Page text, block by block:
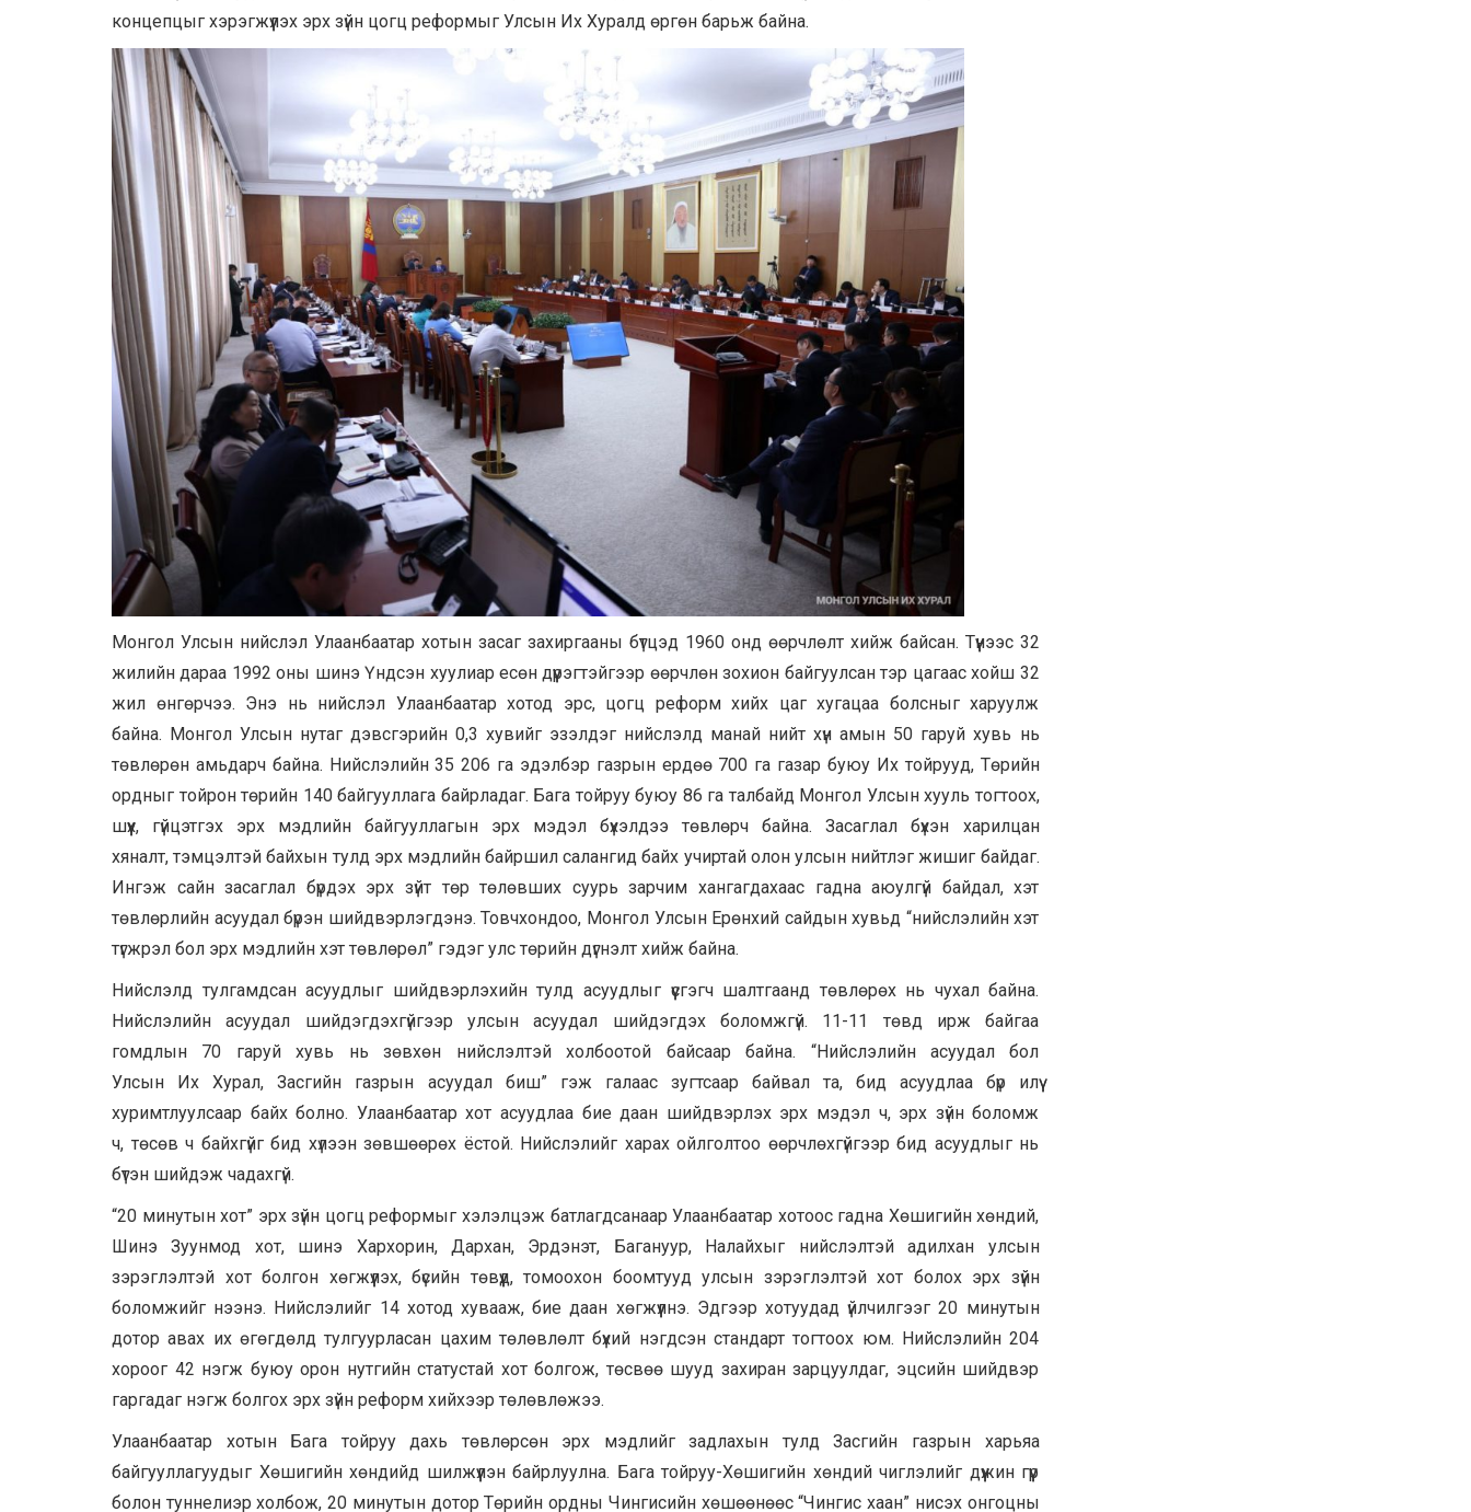
концепцыг хэрэгжүүлэх эрх зүйн цогц реформыг Улсын Их Хуралд өргөн барьж байна.
Монгол Улсын нийслэл Улаанбаатар хотын засаг захиргааны бүтцэд 1960 онд өөрчлөлт хийж байсан. Түүнээс 32
жилийн дараа 1992 оны шинэ Үндсэн хуулиар есөн дүүрэгтэйгээр өөрчлөн зохион байгуулсан тэр цагаас хойш 32
жил өнгөрчээ. Энэ нь нийслэл Улаанбаатар хотод эрс, цогц реформ хийх цаг хугацаа болсныг харуулж
байна. Монгол Улсын нутаг дэвсгэрийн 0,3 хувийг эзэлдэг нийслэлд манай нийт хүн амын 50 гаруй хувь нь
төвлөрөн амьдарч байна. Нийслэлийн 35 206 га эдэлбэр газрын ердөө 700 га газар буюу Их тойрууд, Төрийн
ордныг тойрон төрийн 140 байгууллага байрладаг. Бага тойруу буюу 86 га талбайд Монгол Улсын хууль тогтоох,
шүүх, гүйцэтгэх эрх мэдлийн байгууллагын эрх мэдэл бүхэлдээ төвлөрч байна. Засаглал бүхэн харилцан
хяналт, тэмцэлтэй байхын тулд эрх мэдлийн байршил салангид байх учиртай олон улсын нийтлэг жишиг байдаг.
Ингэж сайн засаглал бүрдэх эрх зүйт төр төлөвших суурь зарчим хангагдахаас гадна аюулгүй байдал, хэт
төвлөрлийн асуудал бүрэн шийдвэрлэгдэнэ. Товчхондоо, Монгол Улсын Ерөнхий сайдын хувьд “нийслэлийн хэт
түгжрэл бол эрх мэдлийн хэт төвлөрөл” гэдэг улс төрийн дүгнэлт хийж байна.
Нийслэлд тулгамдсан асуудлыг шийдвэрлэхийн тулд асуудлыг үүсгэгч шалтгаанд төвлөрөх нь чухал байна.
Нийслэлийн асуудал шийдэгдэхгүйгээр улсын асуудал шийдэгдэх боломжгүй. 11-11 төвд ирж байгаа
гомдлын 70 гаруй хувь нь зөвхөн нийслэлтэй холбоотой байсаар байна. “Нийслэлийн асуудал бол
Улсын Их Хурал, Засгийн газрын асуудал биш” гэж галаас зугтсаар байвал та, бид асуудлаа бүр илүү
хуримтлуулсаар байх болно. Улаанбаатар хот асуудлаа бие даан шийдвэрлэх эрх мэдэл ч, эрх зүйн боломж
ч, төсөв ч байхгүйг бид хүлээн зөвшөөрөх ёстой. Нийслэлийг харах ойлголтоо өөрчлөхгүйгээр бид асуудлыг нь
бүтэн шийдэж чадахгүй.
“20 минутын хот” эрх зүйн цогц реформыг хэлэлцэж батлагдсанаар Улаанбаатар хотоос гадна Хөшигийн хөндий,
Шинэ Зуунмод хот, шинэ Хархорин, Дархан, Эрдэнэт, Багануур, Налайхыг нийслэлтэй адилхан улсын
зэрэглэлтэй хот болгон хөгжүүлэх, бүсийн төвүүд, томоохон боомтууд улсын зэрэглэлтэй хот болох эрх зүйн
боломжийг нээнэ. Нийслэлийг 14 хотод хувааж, бие даан хөгжүүлнэ. Эдгээр хотуудад үйлчилгээг 20 минутын
дотор авах их өгөгдөлд тулгуурласан цахим төлөвлөлт бүхий нэгдсэн стандарт тогтоох юм. Нийслэлийн 204
хороог 42 нэгж буюу орон нутгийн статустай хот болгож, төсвөө шууд захиран зарцуулдаг, эцсийн шийдвэр
гаргадаг нэгж болгох эрх зүйн реформ хийхээр төлөвлөжээ.
Улаанбаатар хотын Бага тойруу дахь төвлөрсөн эрх мэдлийг задлахын тулд Засгийн газрын харьяа
байгууллагуудыг Хөшигийн хөндийд шилжүүлэн байрлуулна. Бага тойруу-Хөшигийн хөндий чиглэлийг дүүжин гүүр
болон туннелиэр холбож, 20 минутын дотор Төрийн ордны Чингисийн хөшөөнөөс “Чингис хаан” нисэх онгоцны